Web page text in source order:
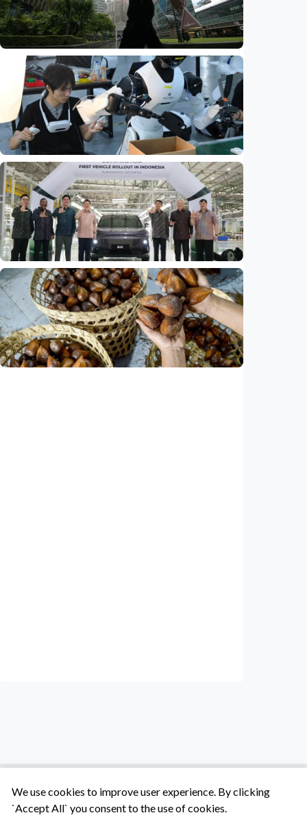
Ekonomi
Biaya usaha naik, perusahaan Singapura
justru lirik Indonesia untuk perluas bisnis
Indonesia•07 Aug 2026
Ekonomi
Fokus Berita – Dari Kereta Cepat Jakarta-
Bandung hingga AI, ini alasan citra China
menguat di dunia
Indonesia •07 Aug 2026
Ekonomi
Leapmotor mulai produksi mobil listrik di
Indonesia, target 34.000 unit per tahun
Indonesia•07 Aug 2026
We use cookies to improve user experience. By clicking
`Accept All` you consent to the use of cookies.